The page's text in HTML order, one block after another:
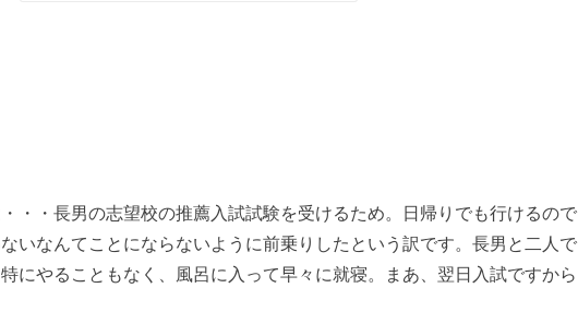
・・長男の志望校の推薦入試試験を受けるため。日帰りでも行けるので
いなんてことにならないように前乗りしたという訳です。長男と二人で
にやることもなく、風呂に入って早々に就寝。まあ、翌日入試ですから